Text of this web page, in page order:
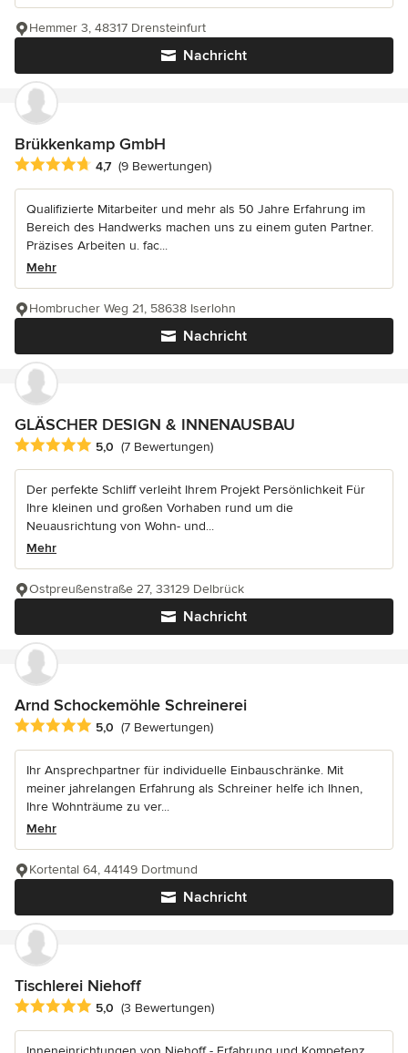
Nachricht
Hemmer 3, 48317 Drensteinfurt
Brükkenkamp GmbH
Durchschnittliche Bewertung: 4.7 von 5 Sternen
4,7 (9 Bewertungen)
Qualifizierte Mitarbeiter und mehr als 50 Jahre Erfahrung im
Bereich des Handwerks machen uns zu einem guten Partner.
Präzises Arbeiten u. fac...
Mehr
Nachricht
Hombrucher Weg 21, 58638 Iserlohn
GLÄSCHER DESIGN & INNENAUSBAU
Durchschnittliche Bewertung: 5 von 5 Sternen
5,0 (7 Bewertungen)
Der perfekte Schliff verleiht Ihrem Projekt Persönlichkeit Für
Ihre kleinen und großen Vorhaben rund um die
Neuausrichtung von Wohn- und...
Mehr
Nachricht
Ostpreußenstraße 27, 33129 Delbrück
Arnd Schockemöhle Schreinerei
Durchschnittliche Bewertung: 5 von 5 Sternen
5,0 (7 Bewertungen)
Ihr Ansprechpartner für individuelle Einbauschränke. Mit
meiner jahrelangen Erfahrung als Schreiner helfe ich Ihnen,
Ihre Wohnträume zu ver...
Mehr
Nachricht
Kortental 64, 44149 Dortmund
Tischlerei Niehoff
Durchschnittliche Bewertung: 5 von 5 Sternen
5,0 (3 Bewertungen)